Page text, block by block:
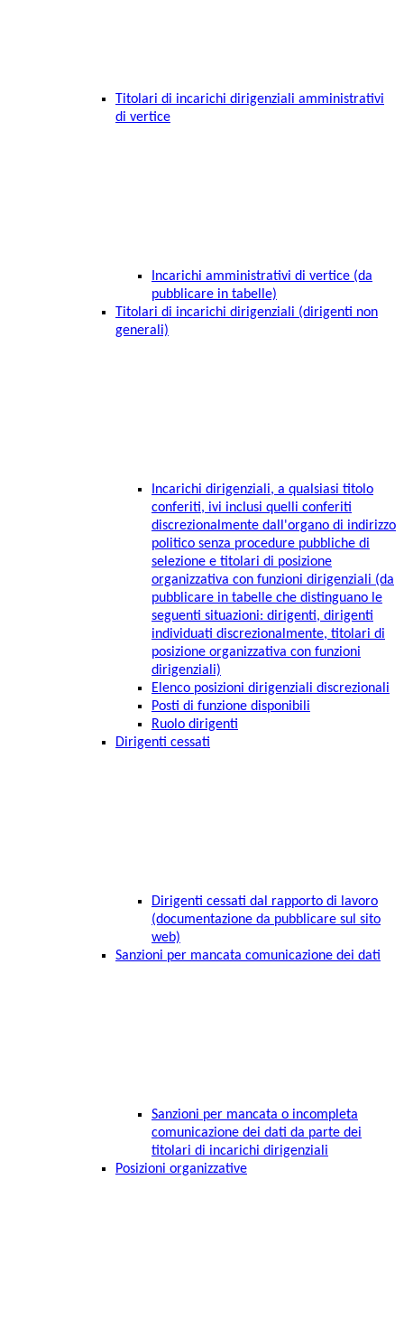
Titolari di incarichi dirigenziali amministrativi
di vertice
Incarichi amministrativi di vertice (da
pubblicare in tabelle)
Titolari di incarichi dirigenziali (dirigenti non
generali)
Incarichi dirigenziali, a qualsiasi titolo
conferiti, ivi inclusi quelli conferiti
discrezionalmente dall'organo di indirizzo
politico senza procedure pubbliche di
selezione e titolari di posizione
organizzativa con funzioni dirigenziali (da
pubblicare in tabelle che distinguano le
seguenti situazioni: dirigenti, dirigenti
individuati discrezionalmente, titolari di
posizione organizzativa con funzioni
dirigenziali)
Elenco posizioni dirigenziali discrezionali
Posti di funzione disponibili
Ruolo dirigenti
Dirigenti cessati
Dirigenti cessati dal rapporto di lavoro
(documentazione da pubblicare sul sito
web)
Sanzioni per mancata comunicazione dei dati
Sanzioni per mancata o incompleta
comunicazione dei dati da parte dei
titolari di incarichi dirigenziali
Posizioni organizzative